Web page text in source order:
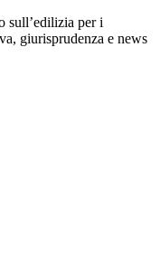
sull’edilizia per i
giurisprudenza e news